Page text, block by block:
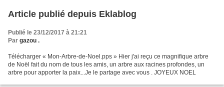
Article publié depuis Eklablog
Publié le 23/12/2017 à 21:21
Par gazou .
Télécharger « Mon-Arbre-de-Noel.pps » Hier j'ai reçu ce magnifique arbre
de Noël fait du nom de tous les amis, un arbre aux racines profondes, un
arbre pour apporter la paix...Je le partage avec vous . JOYEUX NOEL